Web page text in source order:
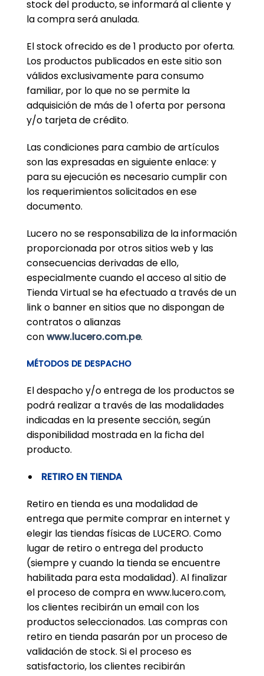
stock del producto, se informará al cliente y
la compra será anulada.
El stock ofrecido es de 1 producto por oferta.
Los productos publicados en este sitio son
válidos exclusivamente para consumo
familiar, por lo que no se permite la
adquisición de más de 1 oferta por persona
y/o tarjeta de crédito.
Las condiciones para cambio de artículos
son las expresadas en siguiente enlace: y
para su ejecución es necesario cumplir con
los requerimientos solicitados en ese
documento.
Lucero no se responsabiliza de la información
proporcionada por otros sitios web y las
consecuencias derivadas de ello,
especialmente cuando el acceso al sitio de
Tienda Virtual se ha efectuado a través de un
link o banner en sitios que no dispongan de
contratos o alianzas
conwww.lucero.com.pe.
MÉTODOS DE DESPACHO
El despacho y/o entrega de los productos se
podrá realizar a través de las modalidades
indicadas en la presente sección, según
disponibilidad mostrada en la ficha del
producto.
RETIRO EN TIENDA
Retiro en tienda es una modalidad de
entrega que permite comprar en internet y
elegir las tiendas físicas de LUCERO. Como
lugar de retiro o entrega del producto
(siempre y cuando la tienda se encuentre
habilitada para esta modalidad). Al finalizar
el proceso de compra en www.lucero.com,
los clientes recibirán un email con los
productos seleccionados. Las compras con
retiro en tienda pasarán por un proceso de
validación de stock. Si el proceso es
satisfactorio, los clientes recibirán